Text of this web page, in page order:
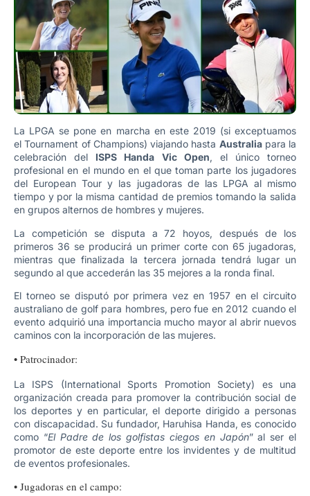
La LPGA se pone en marcha en este 2019 (si exceptuamos
el Tournament of Champions) viajando hasta Australiapara la
celebración del ISPS Handa Vic Open, el único torneo
profesional en el mundo en el que toman parte los jugadores
del European Tour y las jugadoras de las LPGA al mismo
tiempo y por la misma cantidad de premios tomando la salida
en grupos alternos de hombres y mujeres.
La competición se disputa a 72 hoyos, después de los
primeros 36 se producirá un primer corte con 65 jugadoras,
mientras que finalizada la tercera jornada tendrá lugar un
segundo al que accederán las 35 mejores a la ronda final.
El torneo se disputó por primera vez en 1957 en el circuito
australiano de golf para hombres, pero fue en 2012 cuando el
evento adquirió una importancia mucho mayor al abrir nuevos
caminos con la incorporación de las mujeres.
• Patrocinador:
La ISPS (International Sports Promotion Society) es una
organización creada para promover la contribución social de
los deportes y en particular, el deporte dirigido a personas
con discapacidad. Su fundador, Haruhisa Handa, es conocido
como “El Padre de los golfistas ciegos en Japón” al ser el
promotor de este deporte entre los invidentes y de multitud
de eventos profesionales.
• Jugadoras en el campo: